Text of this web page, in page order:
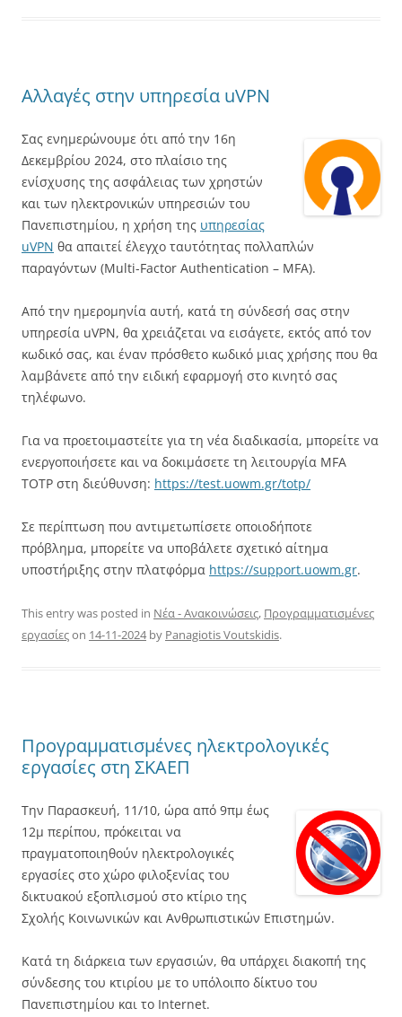
Αλλαγές στην υπηρεσία uVPN
Σας ενημερώνουμε ότι από την 16η
Δεκεμβρίου 2024, στο πλαίσιο της
ενίσχυσης της ασφάλειας των χρηστών
και των ηλεκτρονικών υπηρεσιών του
Πανεπιστημίου, η χρήση της υπηρεσίας
uVPN θα απαιτεί έλεγχο ταυτότητας πολλαπλών
παραγόντων (Multi-Factor Authentication – MFA).
Από την ημερομηνία αυτή, κατά τη σύνδεσή σας στην
υπηρεσία uVPN, θα χρειάζεται να εισάγετε, εκτός από τον
κωδικό σας, και έναν πρόσθετο κωδικό μιας χρήσης που θα
λαμβάνετε από την ειδική εφαρμογή στο κινητό σας
τηλέφωνο.
Για να προετοιμαστείτε για τη νέα διαδικασία, μπορείτε να
ενεργοποιήσετε και να δοκιμάσετε τη λειτουργία MFA
TOTP στη διεύθυνση: https://test.uowm.gr/totp/
Σε περίπτωση που αντιμετωπίσετε οποιοδήποτε
πρόβλημα, μπορείτε να υποβάλετε σχετικό αίτημα
υποστήριξης στην πλατφόρμα https://support.uowm.gr.
This entry was posted in Νέα - Ανακοινώσεις, Προγραμματισμένες
εργασίεςon 14-11-2024by Panagiotis Voutskidis.
Προγραμματισμένες ηλεκτρολογικές
εργασίες στη ΣΚΑΕΠ
Την Παρασκευή, 11/10, ώρα από 9πμ έως
12μ περίπου, πρόκειται να
πραγματοποιηθούν ηλεκτρολογικές
εργασίες στο χώρο φιλοξενίας του
δικτυακού εξοπλισμού στο κτίριο της
Σχολής Κοινωνικών και Ανθρωπιστικών Επιστημών.
Κατά τη διάρκεια των εργασιών, θα υπάρχει διακοπή της
σύνδεσης του κτιρίου με το υπόλοιπο δίκτυο του
Πανεπιστημίου και το Internet.